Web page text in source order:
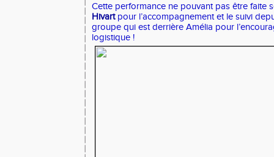
Cette performance ne pouvant pas être faite
Hivartpour l’accompagnement et le suivi
groupe qui est derrière Amélia pour
logistique !